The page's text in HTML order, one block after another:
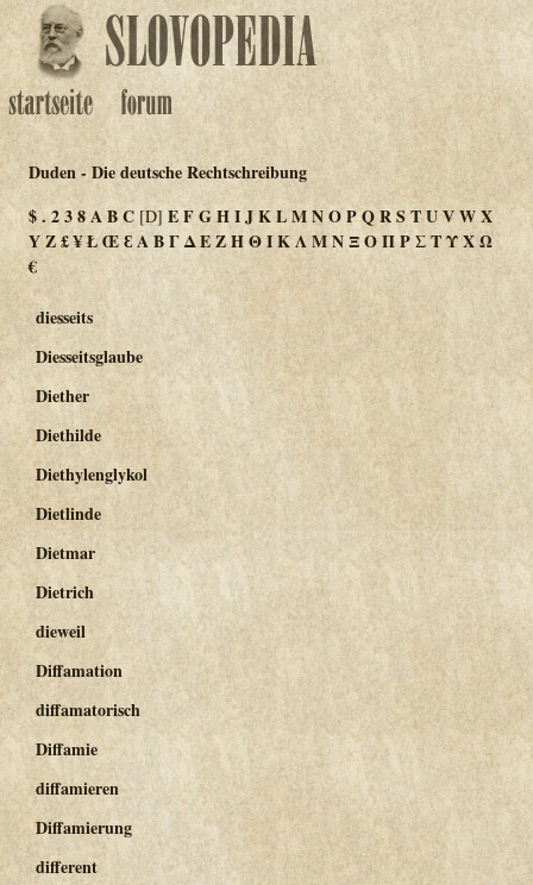
Duden - Die deutsche Rechtschreibung
$.238ABC [D] EFGHIJKLMNOPQRS TUVWX
YZ£¥ŁŒƐΑΒΓΔΕΖΗΘΙΚΛΜΝΞΟΠΡΣΤΥΧΩ
€
diesseits
Diesseitsglaube
Diether
Diethilde
Diethylenglykol
Dietlinde
Dietmar
Dietrich
dieweil
Diffamation
diffamatorisch
Diffamie
diffamieren
Diffamierung
different